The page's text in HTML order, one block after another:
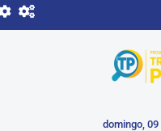
domingo,